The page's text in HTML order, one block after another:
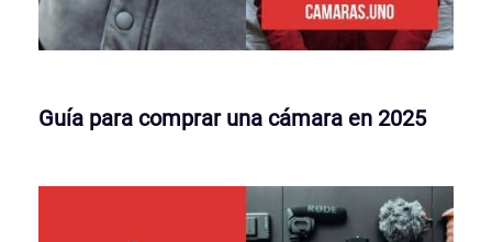
Guía para comprar una cámara en 2025